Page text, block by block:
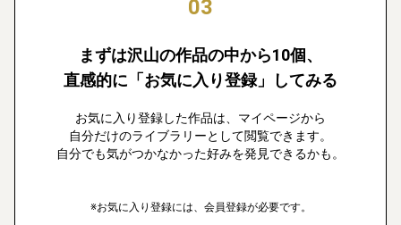
03
まずは沢山の作品の中から10個、
直感的に「お気に入り登録」してみる
お気に入り登録した作品は、マイページから
自分だけのライブラリーとして閲覧できます。
自分でも気がつかなかった好みを発見できるかも。
※お気に入り登録には、会員登録が必要です。